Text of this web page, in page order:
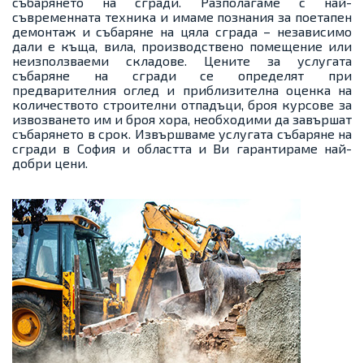
съвременната техника и имаме познания за поетапен
демонтаж и събаряне на цяла сграда – независимо
дали е къща, вила, производствено помещение или
неизползваеми складове. Цените за услугата
събаряне на сгради се определят при
предварителния оглед и приблизителна оценка на
количеството строителни отпадъци, броя курсове за
извозването им и броя хора, необходими да завършат
събарянето в срок. Извършваме услугата събаряне на
сгради в София и областта и Ви гарантираме най-
добри цени.